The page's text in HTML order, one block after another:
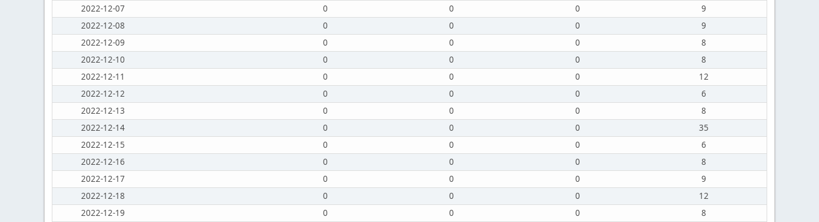
2022-12-07
0 0 0
9
2022-12-08
0 0 0
9
2022-12-09
0 0 0
8
2022-12-10
0 0 0
8
2022-12-11
0 0 0
12
2022-12-12
0 0 0
6
2022-12-13
0 0 0
8
2022-12-14
0 0 0
35
2022-12-15
0 0 0
6
2022-12-16
0 0 0
8
2022-12-17
0 0 0
9
2022-12-18
0 0 0
12
2022-12-19
0 0 0
8